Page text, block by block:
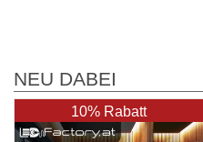
NEU DABEI
10% Rabatt